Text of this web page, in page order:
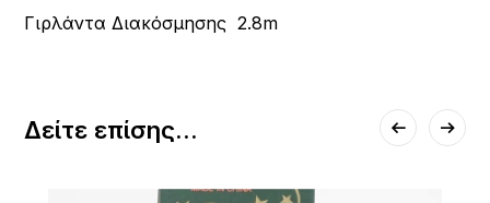
Γιρλάντα Διακόσμησης 2.8m
Δείτε επίσης...